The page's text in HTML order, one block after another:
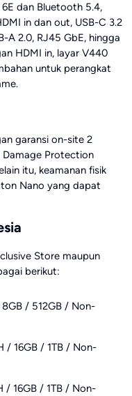
dan Bluetooth 5.4,
in dan out, USB-C 3.2
A 2.0, RJ45 GbE, hingga
HDMI in, layar V440
untuk perangkat
garansi on-site 2
Protection
itu, keamanan fisik
Nano yang dapat
Store maupun
berikut:
/ 512GB / Non-
/ 16GB / 1TB / Non-
/ 16GB / 1TB / Non-